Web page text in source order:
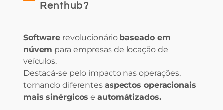
Renthub?
Software revolucionário baseado em
núvem para empresas de locação de
veículos.
Destacá-se pelo impacto nas operações,
tornando diferentes aspectos operacionais
mais sinérgicos eautomátizados.